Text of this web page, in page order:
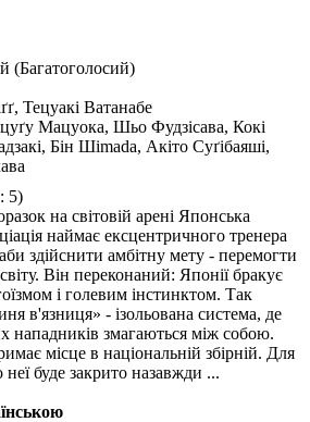
(Багатоголосий)
Тецуакі Ватанабе
Мацуока, Шьо Фудзісава, Кокі
Бін Шimada, Акіто Суґібаяші,
5)
на світовій арені Японська
наймає ексцентричного тренера
здійснити амбітну мету - перемогти
Він переконаний: Японії бракує
і голевим інстинктом. Так
в'язниця» - ізольована система, де
нападників змагаються між собою.
місце в національній збірній. Для
буде закрито назавжди ...